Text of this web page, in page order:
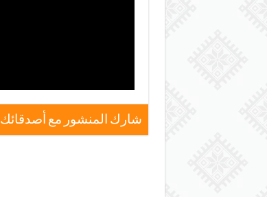
شارك المنشور مع أصدقائك